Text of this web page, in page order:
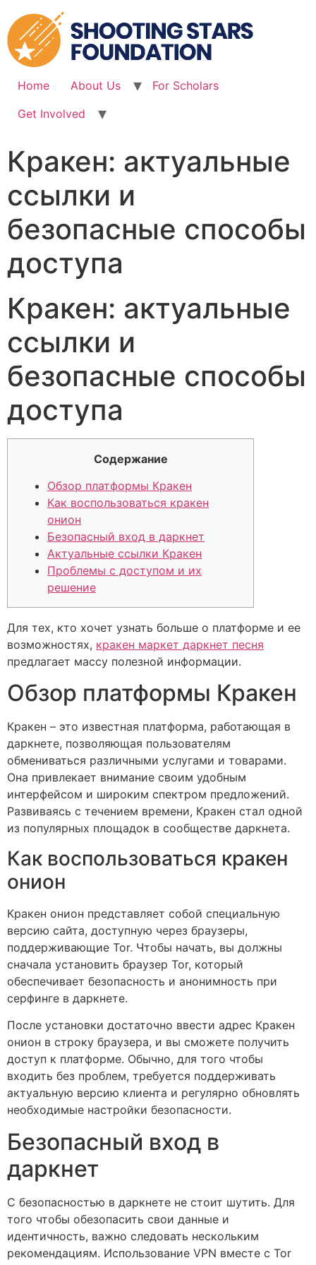
to
content
Home About Us
For Scholars
Get Involved
Кракен: актуальные
ссылки и
безопасные способы
доступа
Кракен: актуальные
ссылки и
безопасные способы
доступа
Содержание
Обзор платформы Кракен
Как воспользоваться кракен
онион
Безопасный вход в даркнет
Актуальные ссылки Кракен
Проблемы с доступом и их
решение
Для тех, кто хочет узнать больше о платформе и ее
возможностях, кракен маркет даркнет песня
предлагает массу полезной информации.
Обзор платформы Кракен
Кракен – это известная платформа, работающая в
даркнете, позволяющая пользователям
обмениваться различными услугами и товарами.
Она привлекает внимание своим удобным
интерфейсом и широким спектром предложений.
Развиваясь с течением времени, Кракен стал одной
из популярных площадок в сообществе даркнета.
Как воспользоваться кракен
онион
Кракен онион представляет собой специальную
версию сайта, доступную через браузеры,
поддерживающие Tor. Чтобы начать, вы должны
сначала установить браузер Tor, который
обеспечивает безопасность и анонимность при
серфинге в даркнете.
После установки достаточно ввести адрес Кракен
онион в строку браузера, и вы сможете получить
доступ к платформе. Обычно, для того чтобы
входить без проблем, требуется поддерживать
актуальную версию клиента и регулярно обновлять
необходимые настройки безопасности.
Безопасный вход в
даркнет
С безопасностью в даркнете не стоит шутить. Для
того чтобы обезопасить свои данные и
идентичность, важно следовать нескольким
рекомендациям. Использование VPN вместе с Tor